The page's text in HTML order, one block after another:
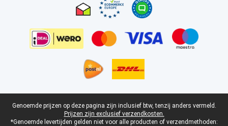
Juridische voettekst
Genoemde prijzen op deze pagina zijn inclusief btw, tenzij anders vermeld.
Prijzen zijn exclusief verzendkosten.
*Genoemde levertijden gelden niet voor alle producten of verzendmethoden: